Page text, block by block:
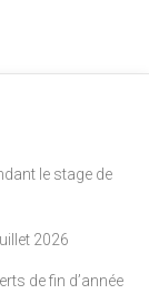
le stage de
2026
de fin d’année